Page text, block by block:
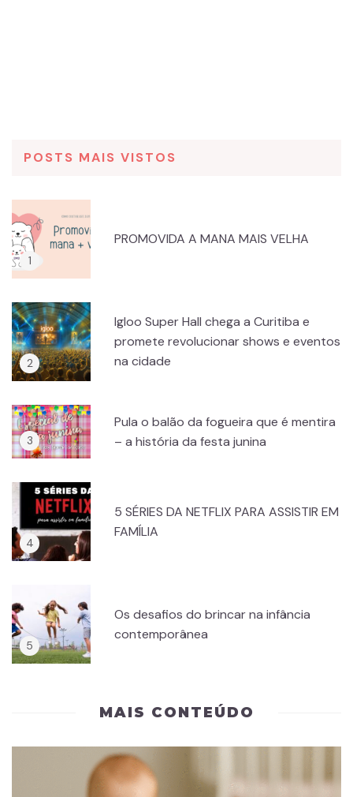
POSTS MAIS VISTOS
PROMOVIDA A MANA MAIS VELHA
Igloo Super Hall chega a Curitiba e
promete revolucionar shows e eventos
na cidade
Pula o balão da fogueira que é mentira
– a história da festa junina
5 SÉRIES DA NETFLIX PARA ASSISTIR EM
FAMÍLIA
Os desafios do brincar na infância
contemporânea
MAIS CONTEÚDO